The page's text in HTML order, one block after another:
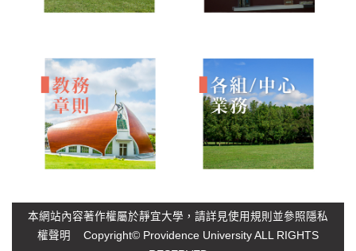
本網站內容著作權屬於靜宜大學，請詳見使用規則 並參照 隱私
權聲明
Copyright© Providence University ALL RIGHTS